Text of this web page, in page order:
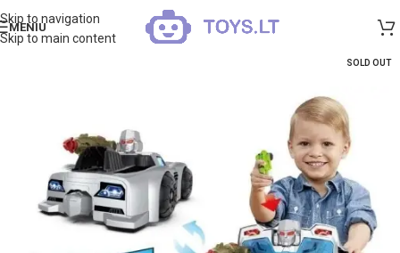
Skip to navigation
Skip to main content
MENIU
SOLD OUT